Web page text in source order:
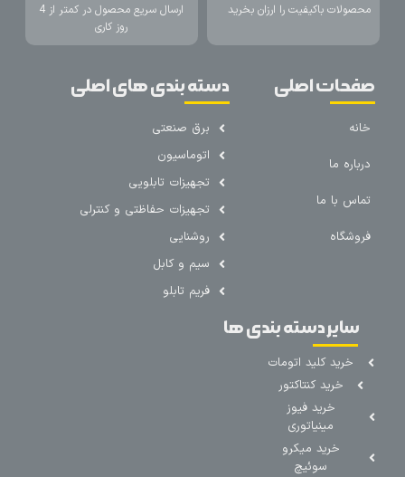
محصولات باکیفیت را ارزان بخرید
ارسال سریع محصول در کمتر از 4
روز کاری
صفحات اصلی
خانه
درباره ما
تماس با ما
فروشگاه
دسته بندی های اصلی
برق صنعتی
اتوماسیون
تجهیزات تابلویی
تجهیزات حفاظتی و کنترلی
روشنایی
سیم و کابل
فریم تابلو
سایر دسته بندی ها
خرید کلید اتومات
خرید کنتاکتور
خرید فیوز
مینیاتوری
خرید میکرو
سوئیچ